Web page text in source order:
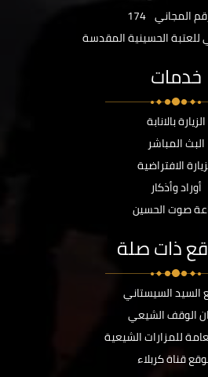
المجاني 174
للعتبة الحسينية المقدسة
خدمات
الزيارة بالانابة
البث المباشر
الافتراضية
أوراد وأذكار
صوت الحسين
ذات صلة
السيد السيستاني
الوقف الشيعي
للمزارات الشيعية
قناة كربلاء